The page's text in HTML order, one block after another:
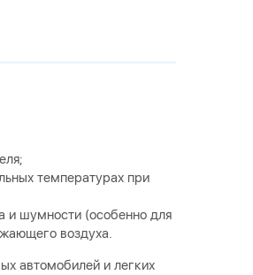
температурах при
и шумности (особенно для
воздуха.
автомобилей и легких